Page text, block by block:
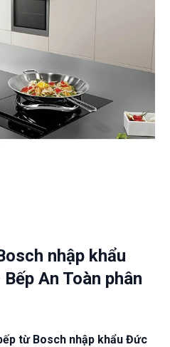
nhập khẩu
An Toàn phân
từ Bosch nhập khẩu Đức